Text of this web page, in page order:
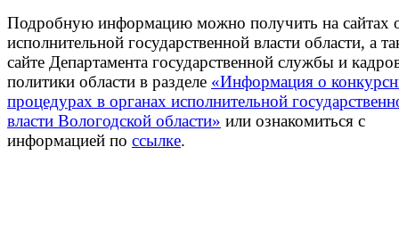
Подробную информацию можно получить на сайтах
исполнительной государственной власти области, а
сайте Департамента государственной службы и
политики области в разделе «Информация о
процедурах в органах исполнительной
власти Вологодской области» или ознакомиться с
информацией по ссылке.